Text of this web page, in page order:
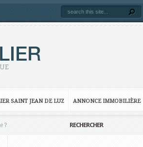
SAINT JEAN DE LUZ ANNONCE IMMOBILIÈRE
? RECHERCHER